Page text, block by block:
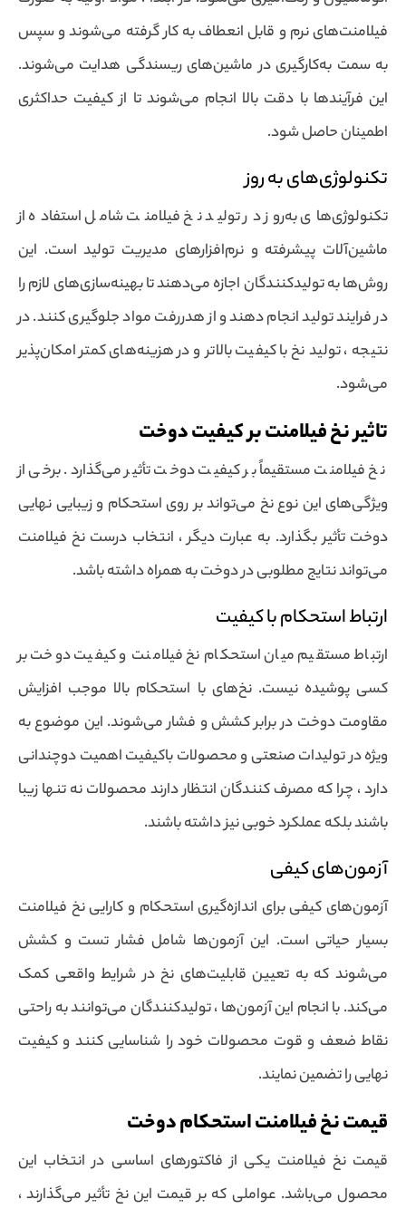
فیلامنت‌های نرم و قابل انعطاف به کار گرفته می‌شوند و سپس
به سمت به‌کارگیری در ماشین‌های ریسندگی هدایت می‌شوند.
این فرآیندها با دقت بالا انجام می‌شوند تا از کیفیت حداکثری
اطمینان حاصل شود.
تکنولوژی‌های به روز
تکنولوژی‌های به‌روز در تولید نخ فیلامنت شامل استفاده از
ماشین‌آلات پیشرفته و نرم‌افزارهای مدیریت تولید است. این
روش‌ها به تولیدکنندگان اجازه می‌دهند تا بهینه‌سازی‌های لازم را
در فرایند تولید انجام دهند و از هدررفت مواد جلوگیری کنند. در
نتیجه ، تولید نخ با کیفیت بالاتر و در هزینه‌های کمتر امکان‌پذیر
می‌شود.
تاثیر نخ فیلامنت بر کیفیت دوخت
نخ فیلامنت مستقیماً بر کیفیت دوخت تأثیر می‌گذارد. برخی از
ویژگی‌های این نوع نخ می‌تواند بر روی استحکام و زیبایی نهایی
دوخت تأثیر بگذارد. به عبارت دیگر ، انتخاب درست نخ فیلامنت
می‌تواند نتایج مطلوبی در دوخت به همراه داشته باشد.
ارتباط استحکام با کیفیت
ارتباط مستقیم میان استحکام نخ فیلامنت و کیفیت دوخت بر
کسی پوشیده نیست. نخ‌های با استحکام بالا موجب افزایش
مقاومت دوخت در برابر کشش و فشار می‌شوند. این موضوع به
ویژه در تولیدات صنعتی و محصولات باکیفیت اهمیت دوچندانی
دارد ، چرا که مصرف کنندگان انتظار دارند محصولات نه تنها زیبا
باشند بلکه عملکرد خوبی نیز داشته باشند.
آزمون‌های کیفی
آزمون‌های کیفی برای اندازه‌گیری استحکام و کارایی نخ فیلامنت
بسیار حیاتی است. این آزمون‌ها شامل فشار تست و کشش
می‌شوند که به تعیین قابلیت‌های نخ در شرایط واقعی کمک
می‌کند. با انجام این آزمون‌ها ، تولیدکنندگان می‌توانند به راحتی
نقاط ضعف و قوت محصولات خود را شناسایی کنند و کیفیت
نهایی را تضمین نمایند.
قیمت نخ فیلامنت استحکام دوخت
قیمت نخ فیلامنت یکی از فاکتورهای اساسی در انتخاب این
محصول می‌باشد. عواملی که بر قیمت این نخ تأثیر می‌گذارند ،